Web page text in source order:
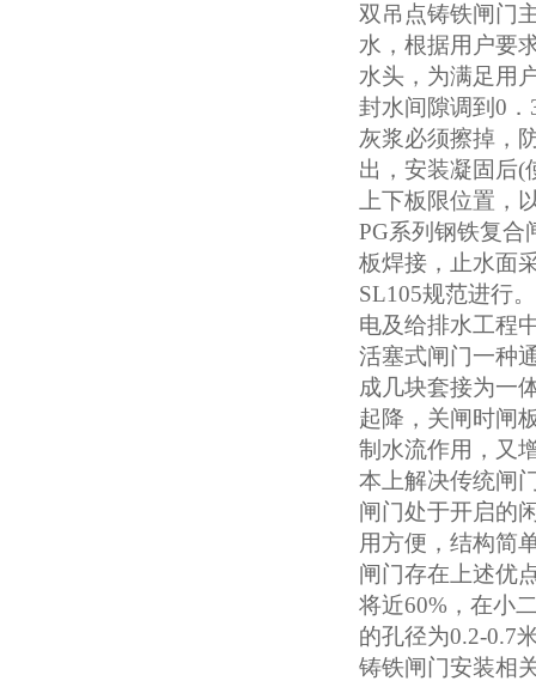
双吊点铸铁闸门
水，根据用户要
水头，为满足用
封水间隙调到 0 ．
灰浆必须擦掉，
出，安装凝固后(
上下板限位置，
PG系列钢铁复合
板焊接，止水面
SL105规范进行
电及给排水工程
活塞式闸门一种
成几块套接为一
起降，关闸时闸
制水流作用，又
本上解决传统闸
闸门处于开启的
用方便，结构简
闸门存在上述优
将近60% ，在小
的孔径为0.2-0.7
铸铁闸门安装相